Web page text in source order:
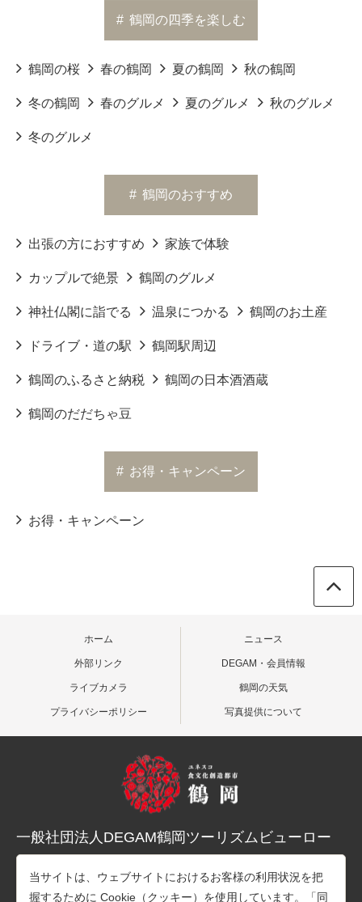
# 鶴岡の四季を楽しむ
鶴岡の桜 春の鶴岡 夏の鶴岡 秋の鶴岡
冬の鶴岡 春のグルメ 夏のグルメ 秋のグルメ
冬のグルメ
# 鶴岡のおすすめ
出張の方におすすめ 家族で体験
カップルで絶景 鶴岡のグルメ
神社仏閣に詣でる 温泉につかる 鶴岡のお土産
ドライブ・道の駅 鶴岡駅周辺
鶴岡のふるさと納税 鶴岡の日本酒酒蔵
鶴岡のだだちゃ豆
# お得・キャンペーン
お得・キャンペーン
ホーム ニュース
外部リンク DEGAM・会員情報
ライブカメラ 鶴岡の天気
プライバシーポリシー 写真提供について
一般社団法人DEGAM鶴岡ツーリズムビューロー
TEL：0235-25-7678（観光案内）
当サイトは、ウェブサイトにおけるお客様の利用状況を把
握するために Cookie（クッキー）を使用しています。「同